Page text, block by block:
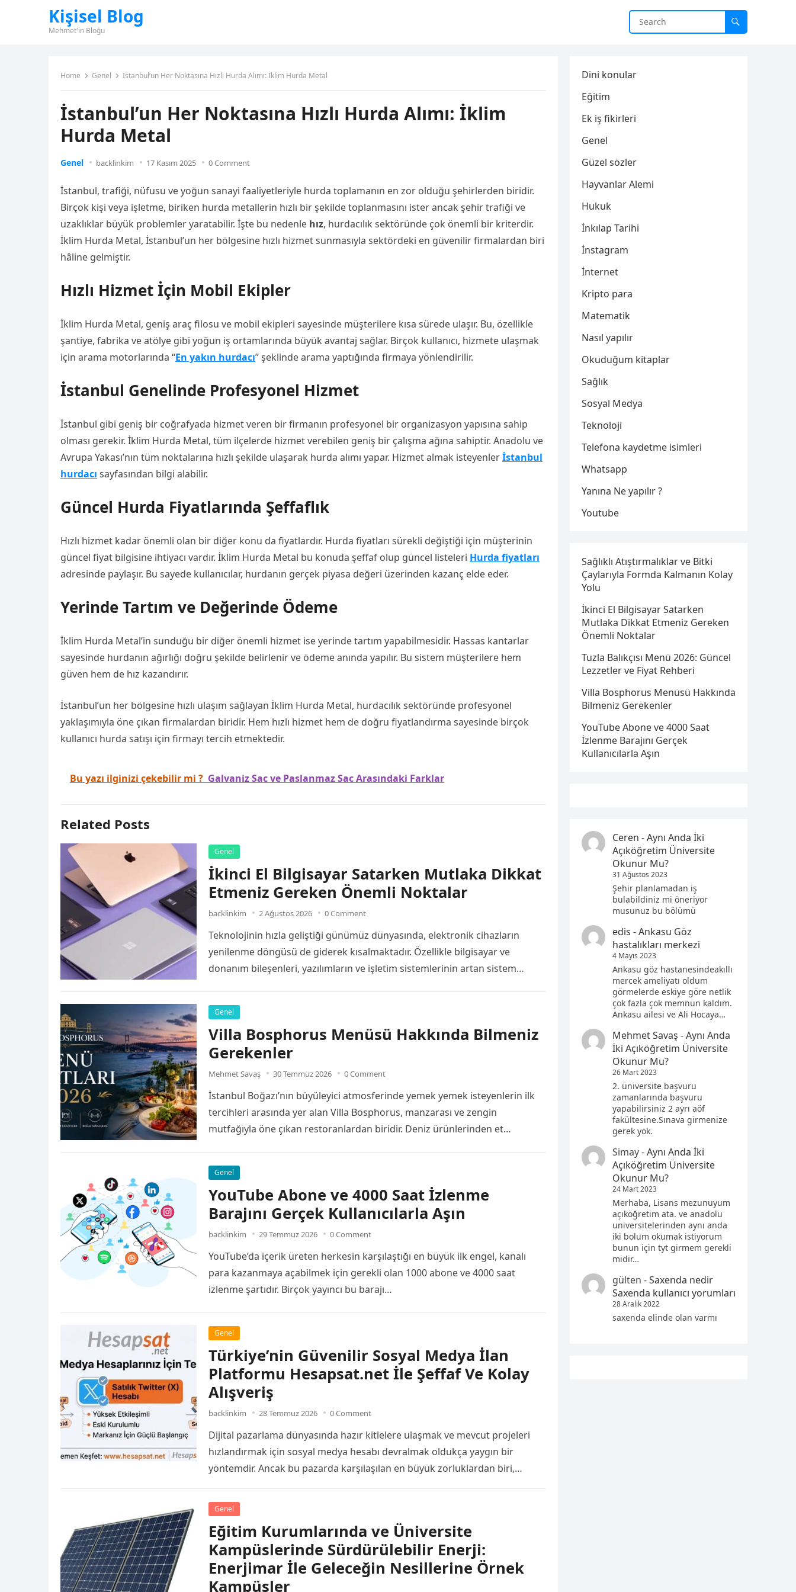
Kişisel Blog
Mehmet'in Bloğu
Home Genel İstanbul’un Her Noktasına Hızlı Hurda Alımı: İklim Hurda Metal
İstanbul’un Her Noktasına Hızlı Hurda Alımı: İklim
Hurda Metal
Genel backlinkim 17 Kasım 2025 0 Comment
İstanbul, trafiği, nüfusu ve yoğun sanayi faaliyetleriyle hurda toplamanın en zor olduğu şehirlerden biridir.
Birçok kişi veya işletme, biriken hurda metallerin hızlı bir şekilde toplanmasını ister ancak şehir trafiği ve
uzaklıklar büyük problemler yaratabilir. İşte bu nedenle hız, hurdacılık sektöründe çok önemli bir kriterdir.
İklim Hurda Metal, İstanbul’un her bölgesine hızlı hizmet sunmasıyla sektördeki en güvenilir firmalardan biri
hâline gelmiştir.
Hızlı Hizmet İçin Mobil Ekipler
İklim Hurda Metal, geniş araç filosu ve mobil ekipleri sayesinde müşterilere kısa sürede ulaşır. Bu, özellikle
şantiye, fabrika ve atölye gibi yoğun iş ortamlarında büyük avantaj sağlar. Birçok kullanıcı, hizmete ulaşmak
için arama motorlarında “En yakın hurdacı” şeklinde arama yaptığında firmaya yönlendirilir.
İstanbul Genelinde Profesyonel Hizmet
İstanbul gibi geniş bir coğrafyada hizmet veren bir firmanın profesyonel bir organizasyon yapısına sahip
olması gerekir. İklim Hurda Metal, tüm ilçelerde hizmet verebilen geniş bir çalışma ağına sahiptir. Anadolu ve
Avrupa Yakası’nın tüm noktalarına hızlı şekilde ulaşarak hurda alımı yapar. Hizmet almak isteyenlerİstanbul
hurdacı sayfasından bilgi alabilir.
Güncel Hurda Fiyatlarında Şeffaflık
Hızlı hizmet kadar önemli olan bir diğer konu da fiyatlardır. Hurda fiyatları sürekli değiştiği için müşterinin
güncel fiyat bilgisine ihtiyacı vardır. İklim Hurda Metal bu konuda şeffaf olup güncel listeleri Hurda fiyatları
adresinde paylaşır. Bu sayede kullanıcılar, hurdanın gerçek piyasa değeri üzerinden kazanç elde eder.
Yerinde Tartım ve Değerinde Ödeme
İklim Hurda Metal’in sunduğu bir diğer önemli hizmet ise yerinde tartım yapabilmesidir. Hassas kantarlar
sayesinde hurdanın ağırlığı doğru şekilde belirlenir ve ödeme anında yapılır. Bu sistem müşterilere hem
güven hem de hız kazandırır.
İstanbul’un her bölgesine hızlı ulaşım sağlayan İklim Hurda Metal, hurdacılık sektöründe profesyonel
yaklaşımıyla öne çıkan firmalardan biridir. Hem hızlı hizmet hem de doğru fiyatlandırma sayesinde birçok
kullanıcı hurda satışı için firmayı tercih etmektedir.
Bu yazı ilginizi çekebilir mi ? Galvaniz Sac ve Paslanmaz Sac Arasındaki Farklar
Related Posts
Genel
İkinci El Bilgisayar Satarken Mutlaka Dikkat
Etmeniz Gereken Önemli Noktalar
backlinkim 2 Ağustos 2026 0 Comment
Teknolojinin hızla geliştiği günümüz dünyasında, elektronik cihazların
yenilenme döngüsü de giderek kısalmaktadır. Özellikle bilgisayar ve
donanım bileşenleri, yazılımların ve işletim sistemlerinin artan sistem
Genel
Villa Bosphorus Menüsü Hakkında Bilmeniz
Gerekenler
Mehmet Savaş 30 Temmuz 2026 0 Comment
İstanbul Boğazı’nın büyüleyici atmosferinde yemek yemek isteyenlerin ilk
tercihleri arasında yer alan Villa Bosphorus, manzarası ve zengin
mutfağıyla öne çıkan restoranlardan biridir. Deniz ürünlerinden et
Genel
YouTube Abone ve 4000 Saat İzlenme
Barajını Gerçek Kullanıcılarla Aşın
backlinkim 29 Temmuz 2026 0 Comment
YouTube’da içerik üreten herkesin karşılaştığı en büyük ilk engel, kanalı
para kazanmaya açabilmek için gerekli olan 1000 abone ve 4000 saat
izlenme şartıdır. Birçok yayıncı bu barajı…
Genel
Türkiye’nin Güvenilir Sosyal Medya İlan
Platformu Hesapsat.net İle Şeffaf Ve Kolay
Alışveriş
backlinkim 28 Temmuz 2026 0 Comment
Dijital pazarlama dünyasında hazır kitlelere ulaşmak ve mevcut projeleri
hızlandırmak için sosyal medya hesabı devralmak oldukça yaygın bir
yöntemdir. Ancak bu pazarda karşılaşılan en büyük zorluklardan biri,…
Genel
Eğitim Kurumlarında ve Üniversite
Kampüslerinde Sürdürülebilir Enerji:
Enerjimar İle Geleceğin Nesillerine Örnek
Kampüsler
Dini konular
Eğitim
Ek iş fikirleri
Genel
Güzel sözler
Hayvanlar Alemi
Hukuk
İnkılap Tarihi
İnstagram
İnternet
Kripto para
Matematik
Nasıl yapılır
Okuduğum kitaplar
Sağlık
Sosyal Medya
Teknoloji
Telefona kaydetme isimleri
Whatsapp
Yanına Ne yapılır ?
Youtube
Sağlıklı Atıştırmalıklar ve Bitki
Çaylarıyla Formda Kalmanın Kolay
Yolu
İkinci El Bilgisayar Satarken
Mutlaka Dikkat Etmeniz Gereken
Önemli Noktalar
Tuzla Balıkçısı Menü 2026: Güncel
Lezzetler ve Fiyat Rehberi
Villa Bosphorus Menüsü Hakkında
Bilmeniz Gerekenler
YouTube Abone ve 4000 Saat
İzlenme Barajını Gerçek
Kullanıcılarla Aşın
Ceren -Aynı Anda İki
Açıköğretim Üniversite
Okunur Mu?
31 Ağustos 2023
Şehir planlamadan iş
bulabildiniz mi öneriyor
musunuz bu bölümü
edis -Ankasu Göz
hastalıkları merkezi
4 Mayıs 2023
Ankasu göz hastanesindeakıllı
mercek ameliyatı oldum
görmelerde eskiye göre netlik
çok fazla çok memnun kaldım.
Ankasu ailesi ve Ali Hocaya…
Mehmet Savaş -Aynı Anda
İki Açıköğretim Üniversite
Okunur Mu?
26 Mart 2023
2. üniversite başvuru
zamanlarında başvuru
yapabilirsiniz 2 ayrı aöf
fakültesine.Sınava girmenize
gerek yok.
Simay-Aynı Anda İki
Açıköğretim Üniversite
Okunur Mu?
24 Mart 2023
Merhaba, Lisans mezunuyum
açıköğretim ata. ve anadolu
universitelerinden aynı anda
iki bolum okumak istiyorum
bunun için tyt girmem gerekli
midir…
gülten -Saxenda nedir
Saxenda kullanıcı yorumları
28 Aralık 2022
saxenda elinde olan varmı